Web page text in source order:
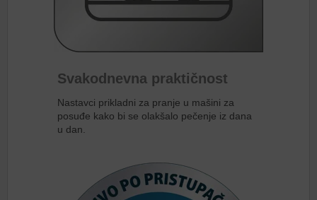
Svakodnevna praktičnost
Nastavci prikladni za pranje u mašini za
posuđe kako bi se olakšalo pečenje iz dana
u dan.